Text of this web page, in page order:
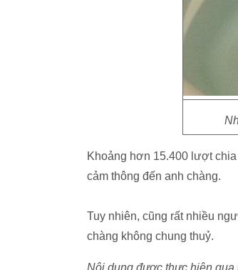
Khoảng hơn 15.400 lượt
cảm thông đến anh chàng.
Tuy nhiên, cũng rất nhiều
chàng không chung thuỷ.
Nội dung được thực hiện qua